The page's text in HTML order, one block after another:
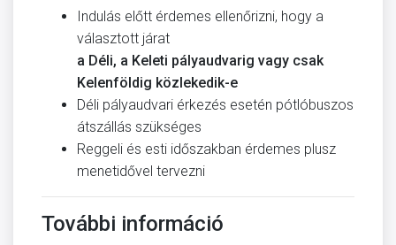
Indulás előtt érdemes ellenőrizni, hogy a
választott járat
a Déli, a Keleti pályaudvarig vagy csak
Kelenföldig közlekedik-e
Déli pályaudvari érkezés esetén pótlóbuszos
átszállás szükséges
Reggeli és esti időszakban érdemes plusz
menetidővel tervezni
További információ